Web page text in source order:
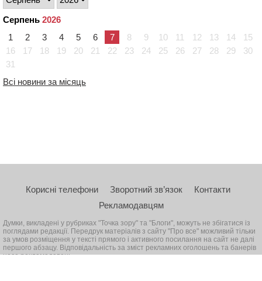
Серпень 2026
1
2 3 4 5 6 7 8 9 10 11 12 13 14
15
16
17 18 19 20 21 22 23 24 25 26 27 28 29
30
31
Всі новини за місяць
Корисні телефони Зворотний зв’язок
Контакти
Рекламодавцям
Думки, викладені у рубриках "Точка зору" та "Блоги", можуть не збігатися із
поглядами редакції. Передрук матеріалів з сайту "Про все" можливий тільки
за умов розміщення у тексті прямого і активного посилання на сайт не далі
першого абзацу. Відповідальність за зміст рекламних оголошень та банерів
несе рекламодавець